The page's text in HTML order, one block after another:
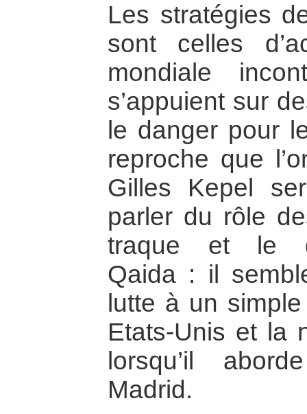
Les stratégies
sont celles
mondiale
s’appuient sur
le danger pour
reproche que
Gilles Kepel
parler du rôle
traque et le
Qaida : il
lutte à un
Etats-Unis et la
lorsqu’il
Madrid.